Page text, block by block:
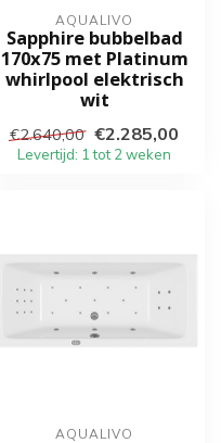
AQUALIVO
Sapphire bubbelbad
170x75 met Platinum
whirlpool elektrisch
wit
€2.640,00 €2.285,00
Levertijd: 1 tot 2 weken
AQUALIVO